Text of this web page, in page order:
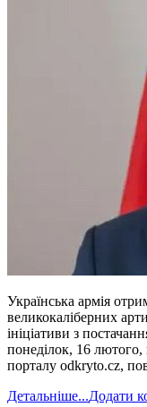
Українська армія
великокаліберних
ініціативи з
понеділок, 16 лютого,
порталу odkryto.cz,
Детальніше...Додати